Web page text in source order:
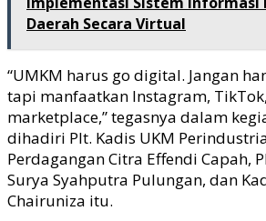
Daerah Secara Virtual
“UMKM harus go digital. Jangan
tapi manfaatkan Instagram,
marketplace,” tegasnya dalam
dihadiri Plt. Kadis UKM
Perdagangan Citra Effendi Capah,
Surya Syahputra Pulungan, dan
Chairuniza itu.